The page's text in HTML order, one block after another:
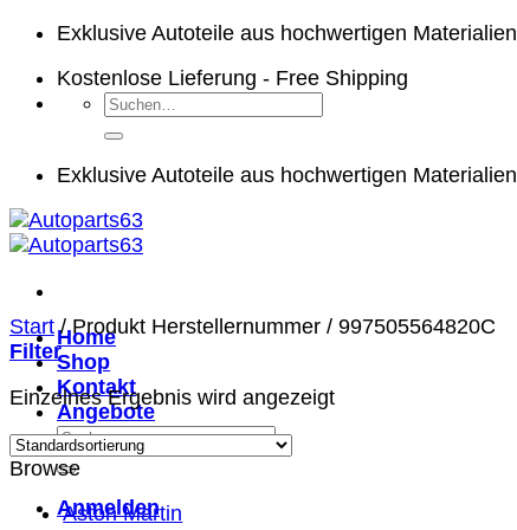
Zum
springen
Exklusive Autoteile aus hochwertigen Materialien
Kostenlose Lieferung - Free Shipping
Suchen
nach:
Exklusive Autoteile aus hochwertigen Materialien
Home
Shop
Kontakt
Angebote
Suchen
nach:
Anmelden
Start /Produkt Herstellernummer / 997505564820C
Filter
Einzelnes Ergebnis wird angezeigt
Browse
Aston Martin